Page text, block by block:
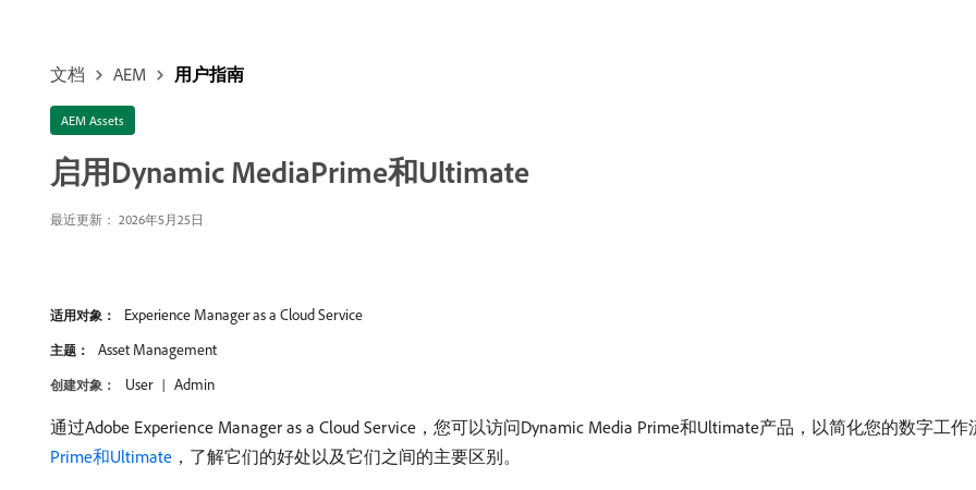
文档 AEM 用户指南
AEM Assets
启用Dynamic MediaPrime和Ultimate
最近更新： 2026年5月25日
适用对象： Experience Manager as a Cloud Service
主题： Asset Management
创建对象： User Admin
通过Adobe Experience Manager as a Cloud Service，您可以访问Dynamic Media Prime和Ultimate产品，以简化您的数字工
Prime和Ultimate ，了解它们的好处以及它们之间的主要区别。